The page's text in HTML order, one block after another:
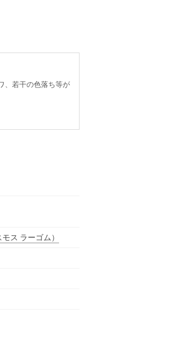
、若干の色落ち等が
ス ラーゴム）